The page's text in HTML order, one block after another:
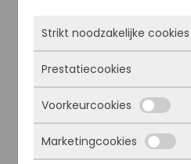
Strikt noodzakelijke cookies
Deze cookies zorgen
überhaupt werkt. Ze zijn
kunnen niet worden
ze alleen geplaatst als jij
inloggen, een formulier
Prestatiecookies
Met deze cookies zien we
bezocht wordt, waar
komen en welke pagina’s
Voorkeurcookies
Deze cookies onthouden
Marketingcookies